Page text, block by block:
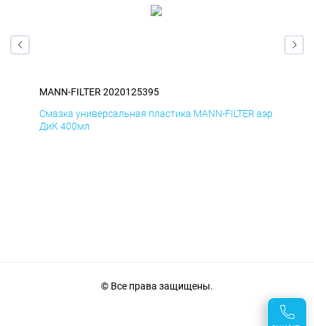
MANN-FILTER 2020125395
Смазка универсальная пластика MANN-FILTER аэр
ДиК 400мл
© Все права защищены.